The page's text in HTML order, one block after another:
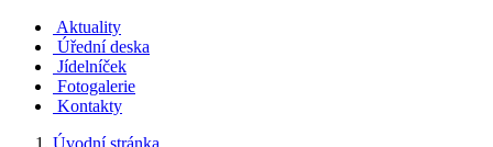
Aktuality
Úřední deska
Jídelníček
Fotogalerie
Kontakty
Úvodní stránka